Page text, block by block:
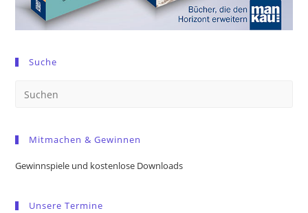
Suche
Mitmachen & Gewinnen
Gewinnspiele und kostenlose Downloads
Unsere Termine